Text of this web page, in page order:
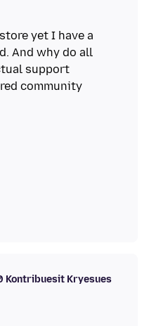
yet I have a
And why do all
support
community
Kontribuesit Kryesues